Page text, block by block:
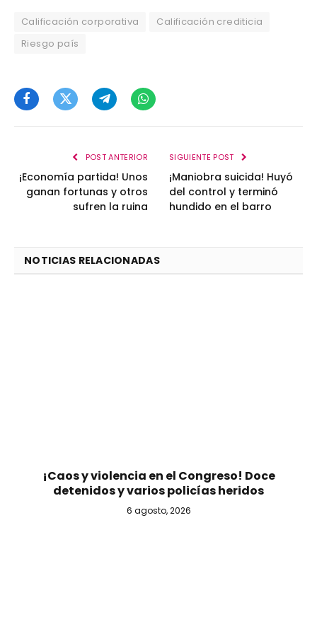
Calificación corporativa
Calificación crediticia
Riesgo país
FacebookTwitterTelegramWhatsApp
POST ANTERIOR
¡Economía partida! Unos
ganan fortunas y otros
sufren la ruina
SIGUIENTE POST
¡Maniobra suicida! Huyó
del control y terminó
hundido en el barro
NOTICIAS RELACIONADAS
¡Caos y violencia en el Congreso! Doce
detenidos y varios policías heridos
6 agosto, 2026